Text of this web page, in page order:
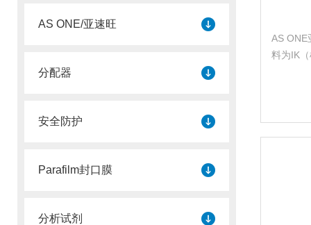
AS ONE/亚速旺
分配器
安全防护
Parafilm封口膜
分析试剂
AS ONE
料为IK